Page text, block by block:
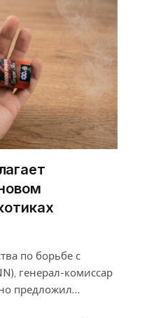
по борьбе с
генерал-комиссар
предложил…